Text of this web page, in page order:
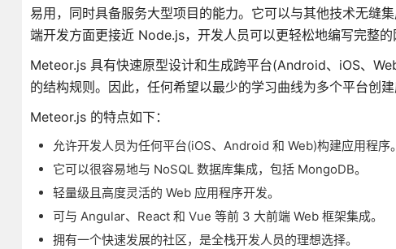
易用，同时具备服务大型项目的能力。它可以与其他技术无
端开发方面更接近 Node.js，开发人员可以更轻松地编写完整的
Meteor.js 具有快速原型设计和生成跨平台(Android、iOS、
的结构规则。因此，任何希望以最少的学习曲线为多个平台创
Meteor.js 的特点如下：
允许开发人员为任何平台(iOS、Android 和 Web)构建应用程序。
它可以很容易地与 NoSQL 数据库集成，包括 MongoDB。
轻量级且高度灵活的 Web 应用程序开发。
可与 Angular、React 和 Vue 等前 3 大前端 Web 框架集成。
拥有一个快速发展的社区，是全栈开发人员的理想选择。